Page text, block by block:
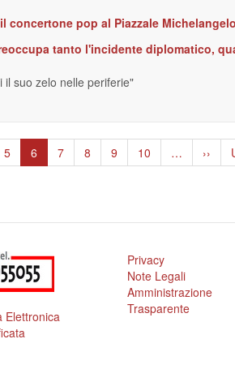
concertone pop al Piazzale Michelangelo
tanto l'incidente diplomatico,
il suo zelo nelle periferie"
Page
5
Pagina
attuale
6 Page
7 Page
8 Page
9 Page
10 … ››
Elettronica
Privacy
Note Legali
Amministrazione
Trasparente